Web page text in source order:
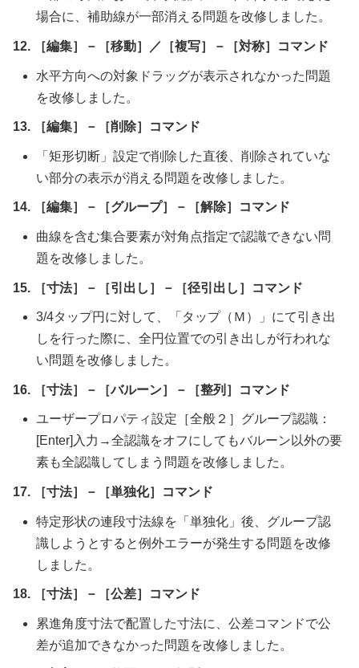
場合に、補助線が一部消える問題を改修しました。
12. ［編集］－［移動］／［複写］－［対称］コマンド
水平方向への対象ドラッグが表示されなかった問題
を改修しました。
13. ［編集］－［削除］コマンド
「矩形切断」設定で削除した直後、削除されていな
い部分の表示が消える問題を改修しました。
14. ［編集］－［グループ］－［解除］コマンド
曲線を含む集合要素が対角点指定で認識できない問
題を改修しました。
15. ［寸法］－［引出し］－［径引出し］コマンド
3/4タップ円に対して、「タップ（Ｍ）」にて引き出
しを行った際に、全円位置での引き出しが行われな
い問題を改修しました。
16. ［寸法］－［バルーン］－［整列］コマンド
ユーザープロパティ設定［全般２］グループ認識：
[Enter]入力→全認識をオフにしてもバルーン以外の要
素も全認識してしまう問題を改修しました。
17. ［寸法］－［単独化］コマンド
特定形状の連段寸法線を「単独化」後、グループ認
識しようとすると例外エラーが発生する問題を改修
しました。
18. ［寸法］－［公差］コマンド
累進角度寸法で配置した寸法に、公差コマンドで公
差が追加できなかった問題を改修しました。